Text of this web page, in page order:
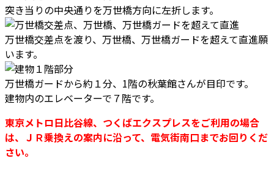
突き当りの中央通りを万世橋方向に左折します。
万世橋交差点を渡り、万世橋、万世橋ガードを超えて直進願
います。
万世橋ガードから約１分、1階の秋葉館さんが目印です。
建物内のエレベーターで７階です。
東京メトロ日比谷線、つくばエクスプレスをご利用の場合
は、ＪＲ乗換えの案内に沿って、電気街南口までお回りくだ
さい。